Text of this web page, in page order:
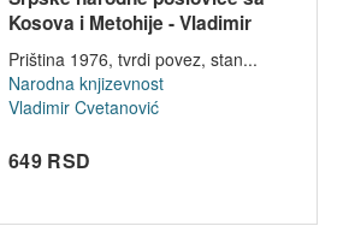
Kosova i Metohije - Vladimir
Cve...
Priština 1976, tvrdi povez, stan...
Narodna knjizevnost
Vladimir Cvetanović
649 RSD